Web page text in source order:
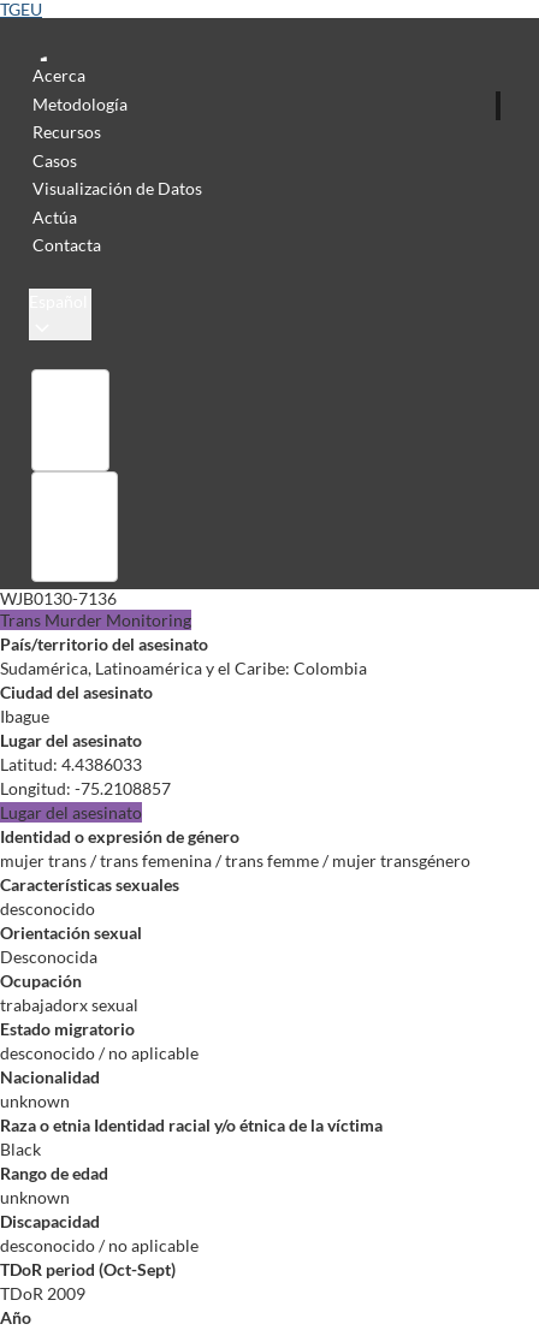
TGEU
Acerca
Metodología
Recursos
Casos
Visualización de Datos
Actúa
Contacta
WJB0130-7136
Trans Murder Monitoring
País/territorio del asesinato
Sudamérica, Latinoamérica y el Caribe: Colombia
Ciudad del asesinato
Ibague
Lugar del asesinato
Latitud: 4.4386033
Longitud: -75.2108857
Lugar del asesinato
Identidad o expresión de género
mujer trans / trans femenina / trans femme / mujer transgénero
Características sexuales
desconocido
Orientación sexual
Desconocida
Ocupación
trabajadorx sexual
Estado migratorio
desconocido / no aplicable
Nacionalidad
unknown
Raza o etnia Identidad racial y/o étnica de la víctima
Black
Rango de edad
unknown
Discapacidad
desconocido / no aplicable
TDoR period (Oct-Sept)
TDoR 2009
Año